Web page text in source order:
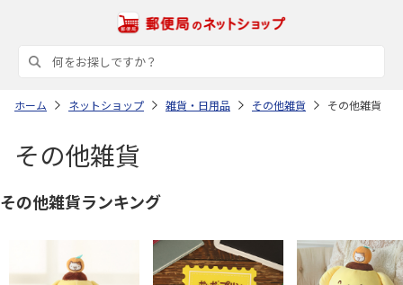
ホーム ネットショップ 雑貨・日用品 その他雑貨 その他雑貨
その他雑貨
その他雑貨ランキング